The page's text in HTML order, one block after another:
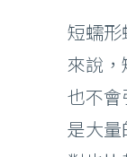
短蠕
來說
也不
是大